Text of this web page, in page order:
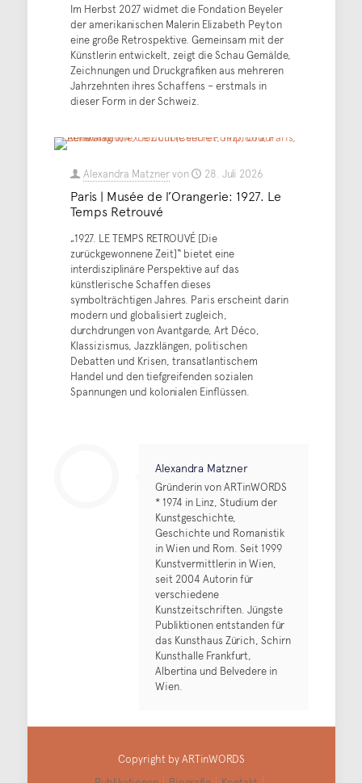
Im Herbst 2027 widmet die Fondation Beyeler
der amerikanischen Malerin Elizabeth Peyton
eine große Retrospektive. Gemeinsam mit der
Künstlerin entwickelt, zeigt die Schau Gemälde,
Zeichnungen und Druckgrafiken aus mehreren
Jahrzehnten ihres Schaffens – erstmals in
dieser Form in der Schweiz.
Alexandra Matznervon 28. Juli 2026
Paris | Musée de l’Orangerie: 1927. Le
Temps Retrouvé
„1927. LE TEMPS RETROUVÉ [Die
zurückgewonnene Zeit]“ bietet eine
interdisziplinäre Perspektive auf das
künstlerische Schaffen dieses
symbolträchtigen Jahres. Paris erscheint darin
modern und globalisiert zugleich,
durchdrungen von Avantgarde, Art Déco,
Klassizismus, Jazzklängen, politischen
Debatten und Krisen, transatlantischem
Handel und den tiefgreifenden sozialen
Spannungen und kolonialen Einflüssen.
Alexandra Matzner
Gründerin von ARTinWORDS
* 1974 in Linz, Studium der
Kunstgeschichte,
Geschichte und Romanistik
in Wien und Rom. Seit 1999
Kunstvermittlerin in Wien,
seit 2004 Autorin für
verschiedene
Kunstzeitschriften. Jüngste
Publiktionen entstanden für
das Kunsthaus Zürich, Schirn
Kunsthalle Frankfurt,
Albertina und Belvedere in
Wien.
Copyright by ARTinWORDS